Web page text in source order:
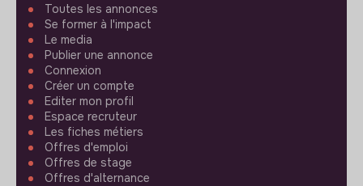
Toutes les annonces
Se former à l'impact
Le media
Publier une annonce
Connexion
Créer un compte
Editer mon profil
Espace recruteur
Les fiches métiers
Offres d'emploi
Offres de stage
Offres d'alternance